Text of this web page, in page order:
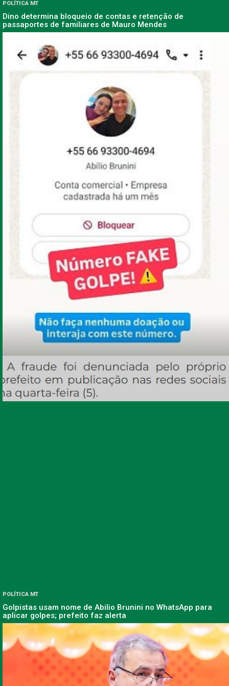
POLÍTICA MT
Dino determina bloqueio de contas e retenção de
passaportes de familiares de Mauro Mendes
POLÍTICA MT
Golpistas usam nome de Abilio Brunini no WhatsApp para
aplicar golpes; prefeito faz alerta